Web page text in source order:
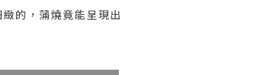
的，蒲燒竟能呈現出